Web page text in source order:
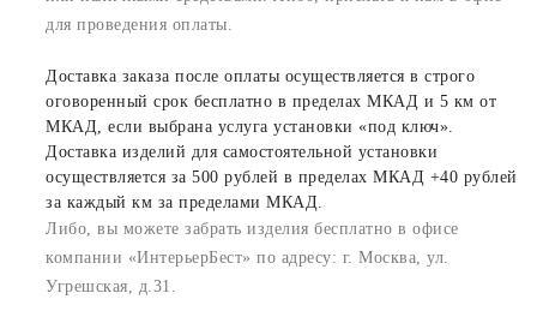
для проведения оплаты.
Доставка заказа после оплаты осуществляется в строго
оговоренный срок бесплатно в пределах МКАД и 5 км от
МКАД, если выбрана услуга установки «под ключ».
Доставка изделий для самостоятельной установки
осуществляется за 500 рублей в пределах МКАД +40 рублей
за каждый км за пределами МКАД.
Либо, вы можете забрать изделия бесплатно в офисе
компании «ИнтерьерБест» по адресу: г. Москва, ул.
Угрешская, д.31.